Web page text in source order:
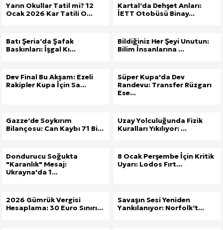
Yarın Okullar Tatil mi? 12
Ocak 2026 Kar Tatili O...
Kartal’da Dehşet Anları:
İETT Otobüsü Binay...
Batı Şeria’da Şafak
Baskınları: İşgal Kı...
Bildiğiniz Her Şeyi Unutun:
Bilim İnsanlarına ...
Dev Final Bu Akşam: Ezeli
Rakipler Kupa İçin Sa...
Süper Kupa'da Dev
Randevu: Transfer Rüzgarı
Ese...
Gazze’de Soykırım
Bilançosu: Can Kaybı 71 Bi...
Uzay Yolculuğunda Fizik
Kuralları Yıkılıyor: ...
Dondurucu Soğukta
"Karanlık" Mesaj:
Ukrayna'da 1...
8 Ocak Perşembe İçin Kritik
Uyarı: Lodos Fırt...
2026 Gümrük Vergisi
Hesaplama: 30 Euro Sınırı...
Savaşın Sesi Yeniden
Yankılanıyor: Norfolk’t...